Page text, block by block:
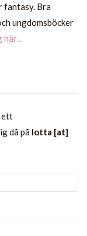
fantasy. Bra
ungdomsböcker
här...
ett
då på lotta [at]